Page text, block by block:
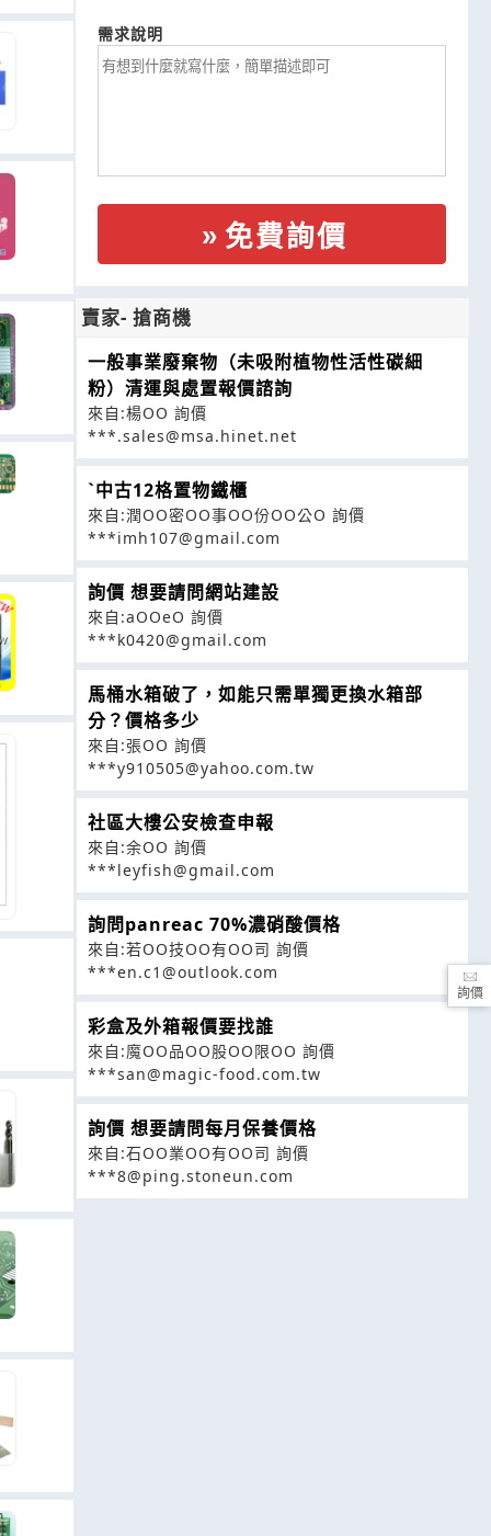
需求說明
免費詢價
賣家- 搶商機
一般事業廢棄物（未吸附植物性活性碳細
粉）清運與處置報價諮詢
來自:楊OO 詢價
***.sales@msa.hinet.net
ˋ中古12格置物鐵櫃
來自:潤OO密OO事OO份OO公O 詢價
***imh107@gmail.com
詢價 想要請問網站建設
來自:aOOeO 詢價
***k0420@gmail.com
馬桶水箱破了，如能只需單獨更換水箱部
分？價格多少
來自:張OO 詢價
***y910505@yahoo.com.tw
社區大樓公安檢查申報
來自:余OO 詢價
***leyfish@gmail.com
詢問panreac 70%濃硝酸價格
來自:若OO技OO有OO司 詢價
***en.c1@outlook.com
彩盒及外箱報價要找誰
來自:魔OO品OO股OO限OO 詢價
***san@magic-food.com.tw
詢價 想要請問每月保養價格
來自:石OO業OO有OO司 詢價
***8@ping.stoneun.com
詢價